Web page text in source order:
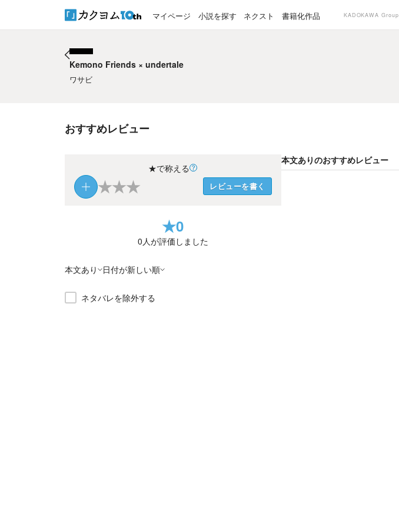
マイページ 小説を探す ネクスト 書籍化作品 KADOKAWA Group
Kemono Friends × undertale
ワサビ
おすすめレビュー
★で称える
★★★ レビューを書く
★0
0人が評価しました
本文あり 日付が新しい順
ネタバレを除外する
本文ありのおすすめレビュー